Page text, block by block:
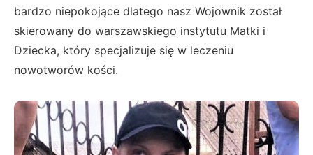
bardzo niepokojące dlatego nasz Wojownik został
skierowany do warszawskiego instytutu Matki i
Dziecka, który specjalizuje się w leczeniu
nowotworów kości.